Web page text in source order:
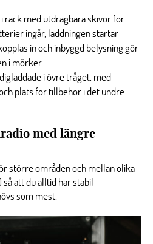
i rack med utdragbara skivor för
ingår, laddningen startar
in och inbyggd belysning gör
i mörker.
i övre tråget, med
plats för tillbehör i det undre.
med längre
större områden och mellan olika
att du alltid har stabil
som mest.